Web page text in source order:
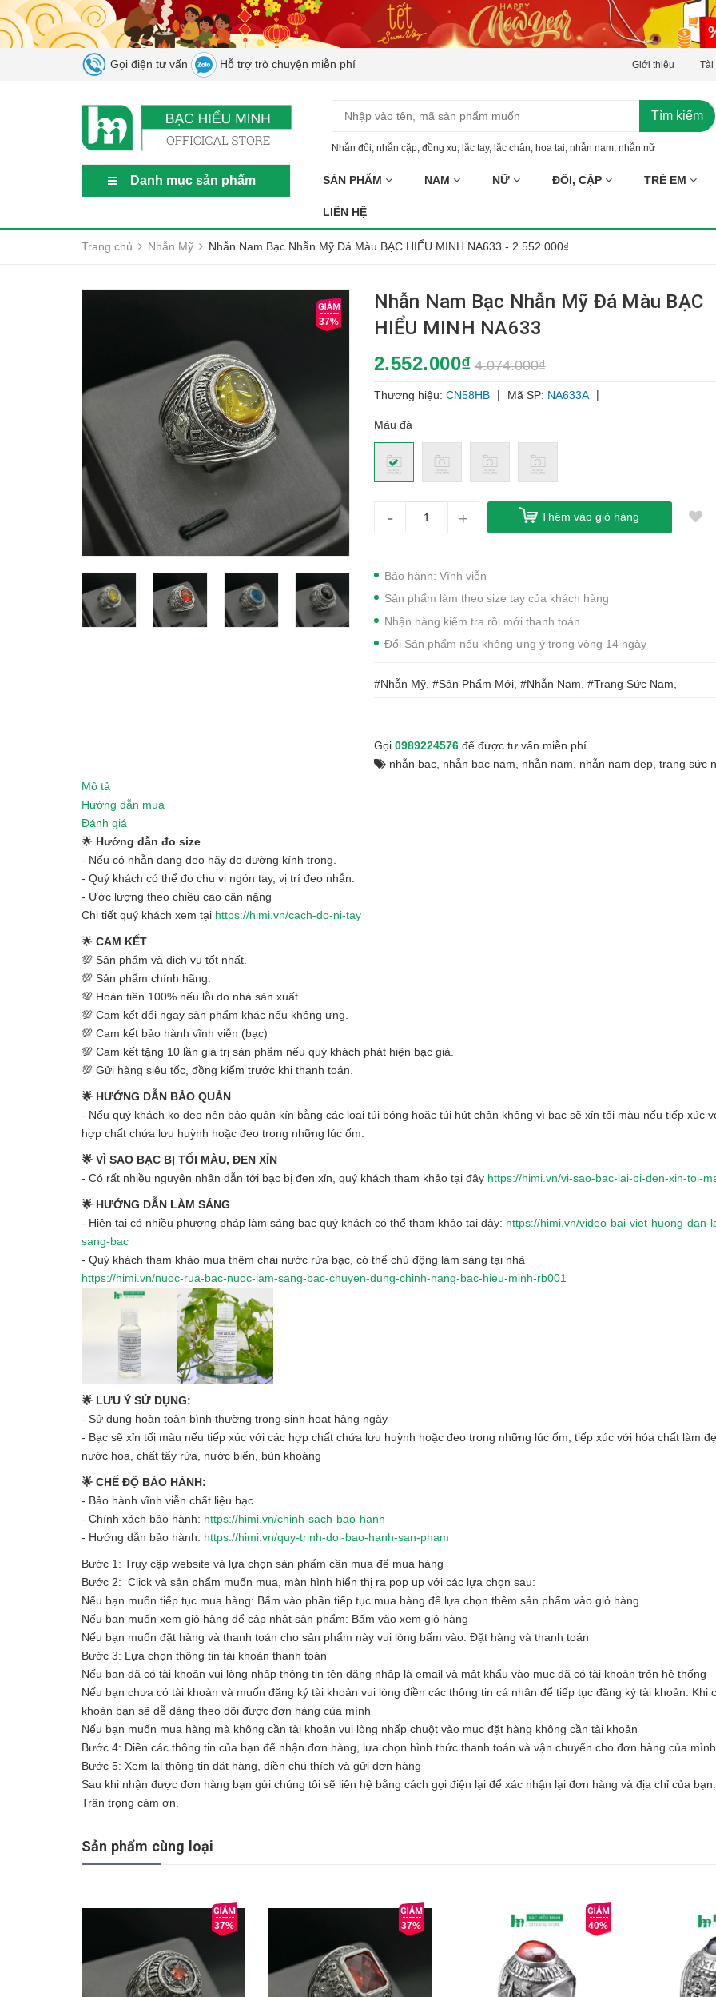
Gọi điện tư vấn Hỗ trợ trò chuyện miễn phí Giới thiệu Tài
Tìm kiếm
Nhẫn đôi nhẫn cặp đồng xu lắc tay, lắc chân hoa tai nhẫn nam nhẫn nữ
Danh mục sản phẩm SẢN PHẨM NAM NỮ ĐÔI, CẶP TRẺ EM
LIÊN HỆ
Trang chủ Nhẫn Mỹ Nhẫn Nam Bạc Nhẫn Mỹ Đá Màu BẠC HIỂU MINH NA633 - 2.552.000₫
37%
Nhẫn Nam Bạc Nhẫn Mỹ Đá Màu BẠC
HIỂU MINH NA633
2.552.000₫ 4.074.000₫
Thương hiệu: CN58HB | Mã SP: NA633A |
Màu đá
- + Thêm vào giỏ hàng
Bảo hành: Vĩnh viễn
Sản phẩm làm theo size tay của khách hàng
Nhận hàng kiểm tra rồi mới thanh toán
Đổi Sản phẩm nếu không ưng ý trong vòng 14 ngày
#Nhẫn Mỹ, #Sản Phẩm Mới, #Nhẫn Nam, #Trang Sức Nam,
Gọi 0989224576để được tư vấn miễn phí
nhẫn bạc, nhẫn bạc nam nhẫn nam nhẫn nam đẹp, trang sức
Mô tả
Hướng dẫn mua
Đánh giá
🌟 Hướng dẫn đo size
- Nếu có nhẫn đang đeo hãy đo đường kính trong.
- Quý khách có thể đo chu vi ngón tay, vị trí đeo nhẫn.
- Ước lượng theo chiều cao cân nặng
Chi tiết quý khách xem tại https://himi.vn/cach-do-ni-tay
🌟 CAM KẾT
💯 Sản phẩm và dịch vụ tốt nhất.
💯 Sản phẩm chính hãng.
💯 Hoàn tiền 100% nếu lỗi do nhà sản xuất.
💯 Cam kết đổi ngay sản phẩm khác nếu không ưng.
💯 Cam kết bảo hành vĩnh viễn (bạc)
💯 Cam kết tặng 10 lần giá trị sản phẩm nếu quý khách phát hiện bạc giả.
💯 Gửi hàng siêu tốc, đồng kiểm trước khi thanh toán.
🌟 HƯỚNG DẪN BẢO QUẢN
- Nếu quý khách ko đeo nên bảo quản kín bằng các loại túi bóng hoặc túi hút chân không vì bạc sẽ xỉn tối màu nếu tiếp xúc
hợp chất chứa lưu huỳnh hoặc đeo trong những lúc ốm.
🌟 VÌ SAO BẠC BỊ TỐI MÀU, ĐEN XỈN
- Có rất nhiều nguyên nhân dẫn tới bạc bị đen xỉn, quý khách tham khảo tại đây https://himi.vn/vi-sao-bac-lai-bi-den-xin-toi-
🌟 HƯỚNG DẪN LÀM SÁNG
- Hiện tại có nhiều phương pháp làm sáng bạc quý khách có thể tham khảo tại đây: https://himi.vn/video-bai-viet-huong-dan-
sang-bac
- Quý khách tham khảo mua thêm chai nước rửa bạc, có thể chủ động làm sáng tại nhà
https://himi.vn/nuoc-rua-bac-nuoc-lam-sang-bac-chuyen-dung-chinh-hang-bac-hieu-minh-rb001
🌟 LƯU Ý SỬ DỤNG:
- Sử dụng hoàn toàn bình thường trong sinh hoạt hàng ngày
- Bạc sẽ xỉn tối màu nếu tiếp xúc với các hợp chất chứa lưu huỳnh hoặc đeo trong những lúc ốm, tiếp xúc với hóa chất làm
nước hoa, chất tẩy rửa, nước biển, bùn khoáng
🌟 CHẾ ĐỘ BẢO HÀNH:
- Bảo hành vĩnh viễn chất liệu bạc.
- Chính xách bảo hành: https://himi.vn/chinh-sach-bao-hanh
- Hướng dẫn bảo hành: https://himi.vn/quy-trinh-doi-bao-hanh-san-pham
Bước 1: Truy cập website và lựa chọn sản phẩm cần mua để mua hàng
Bước 2: Click và sản phẩm muốn mua, màn hình hiển thị ra pop up với các lựa chọn sau:
Nếu bạn muốn tiếp tục mua hàng: Bấm vào phần tiếp tục mua hàng để lựa chọn thêm sản phẩm vào giỏ hàng
Nếu bạn muốn xem giỏ hàng để cập nhật sản phẩm: Bấm vào xem giỏ hàng
Nếu bạn muốn đặt hàng và thanh toán cho sản phẩm này vui lòng bấm vào: Đặt hàng và thanh toán
Bước 3: Lựa chọn thông tin tài khoản thanh toán
Nếu bạn đã có tài khoản vui lòng nhập thông tin tên đăng nhập là email và mật khẩu vào mục đã có tài khoản trên hệ thống
Nếu bạn chưa có tài khoản và muốn đăng ký tài khoản vui lòng điền các thông tin cá nhân để tiếp tục đăng ký tài khoản. Khi
khoản bạn sẽ dễ dàng theo dõi được đơn hàng của mình
Nếu bạn muốn mua hàng mà không cần tài khoản vui lòng nhấp chuột vào mục đặt hàng không cần tài khoản
Bước 4: Điền các thông tin của bạn để nhận đơn hàng, lựa chọn hình thức thanh toán và vận chuyển cho đơn hàng của mình
Bước 5: Xem lại thông tin đặt hàng, điền chú thích và gửi đơn hàng
Sau khi nhận được đơn hàng bạn gửi chúng tôi sẽ liên hệ bằng cách gọi điện lại để xác nhận lại đơn hàng và địa chỉ của bạn.
Trân trọng cảm ơn.
Sản phẩm cùng loại
37% 37% 40%